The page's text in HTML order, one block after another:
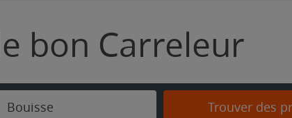
bon Carreleur
Bouisse Trouver des